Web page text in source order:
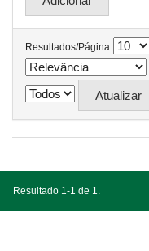
Resultados/Página
Resultado 1-1 de 1.